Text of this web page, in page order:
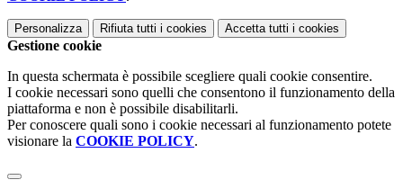
Personalizza Rifiuta tutti i cookies Accetta tutti i cookies
Gestione cookie
In questa schermata è possibile scegliere quali cookie consentire.
I cookie necessari sono quelli che consentono il funzionamento della
piattaforma e non è possibile disabilitarli.
Per conoscere quali sono i cookie necessari al funzionamento potete
visionare la COOKIE POLICY.